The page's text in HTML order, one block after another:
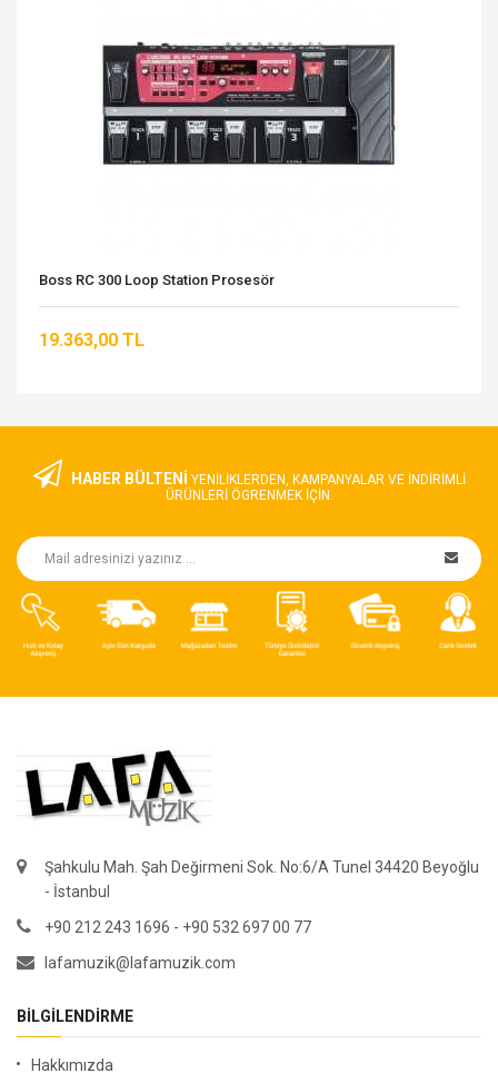
Boss RC 300 Loop Station Prosesör
19.363,00 TL
HABER BÜLTENİ YENILIKLERDEN, KAMPANYALAR VE INDIRIMLI
ÜRÜNLERI ÖGRENMEK IÇIN.
Şahkulu Mah. Şah Değirmeni Sok. No:6/A Tunel 34420 Beyoğlu
- İstanbul
+90 212 243 1696 - +90 532 697 00 77
lafamuzik@lafamuzik.com
BILGILENDIRME
Hakkımızda